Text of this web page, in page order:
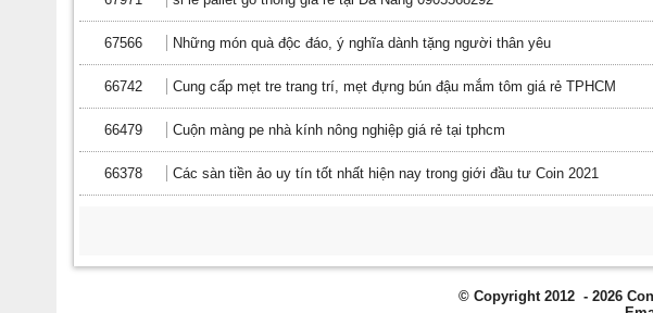
67566 Những món quà độc đáo, ý nghĩa dành tặng người thân yêu
66742 Cung cấp mẹt tre trang trí, mẹt đựng bún đậu mắm tôm giá rẻ TPHCM
66479 Cuộn màng pe nhà kính nông nghiệp giá rẻ tại tphcm
66378 Các sàn tiền ảo uy tín tốt nhất hiện nay trong giới đầu tư Coin 2021
© Copyright 2012 - 2026